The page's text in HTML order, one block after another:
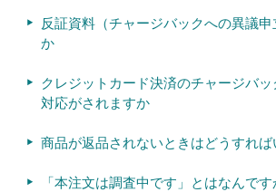
反証資料（チャージバックへの異議
か
クレジットカード決済のチャージバ
対応がされますか
商品が返品されないときはどうすれ
「本注文は調査中です」とはなんです